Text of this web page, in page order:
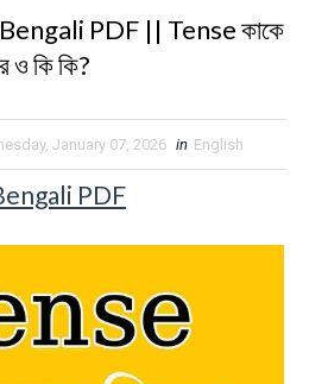
PDF || Tense কাকে
ও কি কি?
January 07, 2026 in English
PDF